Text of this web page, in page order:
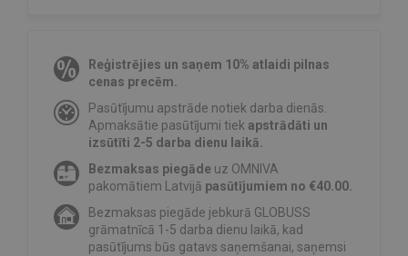
Reģistrējies un saņem 10% atlaidi pilnas
cenas precēm.
Pasūtījumu apstrāde notiek darba dienās.
Apmaksātie pasūtījumi tiekapstrādāti un
izsūtīti 2-5 darba dienu laikā.
Bezmaksas piegāde uz OMNIVA
pakomātiem Latvijā pasūtījumiem no €40.00.
Bezmaksas piegāde jebkurā GLOBUSS
grāmatnīcā 1-5 darba dienu laikā, kad
pasūtījums būs gatavs saņemšanai, saņemsi